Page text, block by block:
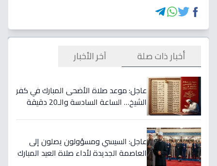
أخبار ذات صلة آخر الأخبار
عاجل: موعد صلاة الأضحى المبارك في كفر
الشيخ… الساعة السادسة والـ20 دقيقة
عاجل: السيسي ومسؤولون يصلون إلى
العاصمة الجديدة لأداء صلاة العيد المبارك